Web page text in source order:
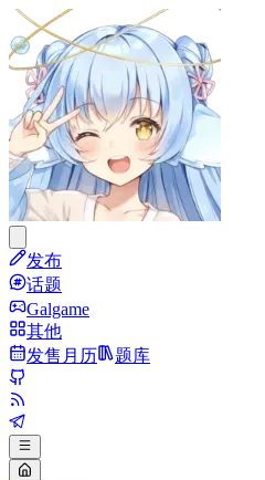
发布
话题
Galgame
其他
发售月历
题库